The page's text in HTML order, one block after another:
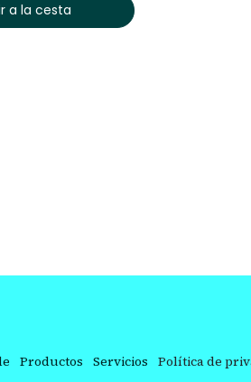
a la cesta
Productos Servicios Política de